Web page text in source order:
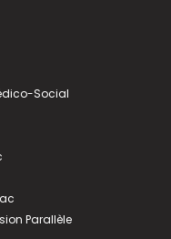
Social
Parallèle